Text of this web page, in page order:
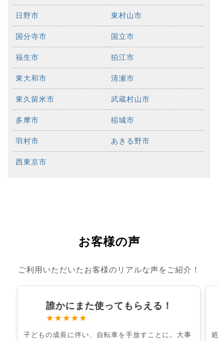
日野市 東村山市
国分寺市 国立市
福生市 狛江市
東大和市 清瀬市
東久留米市 武蔵村山市
多摩市 稲城市
羽村市 あきる野市
西東京市
お客様の声
ご利用いただいたお客様のリアルな声をご紹介！
誰かにまた使ってもらえる！
★★★★★
子どもの成長に伴い、自転車を手放すことに。大事